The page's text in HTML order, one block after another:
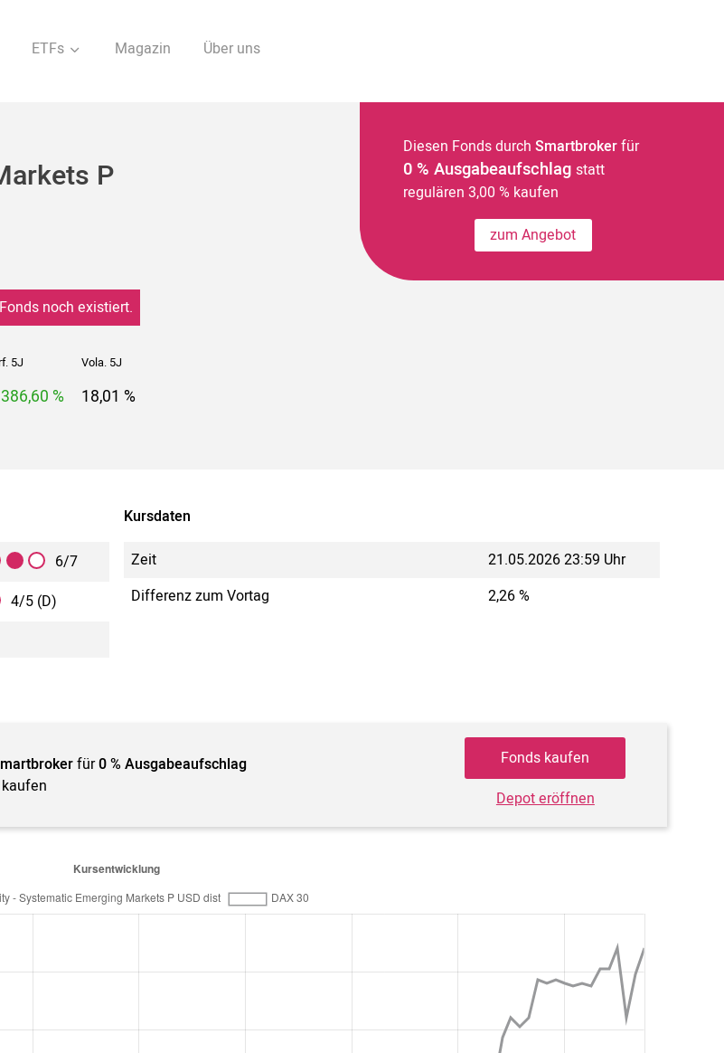
ETFs Magazin Über uns
P
noch existiert.
5J Vola. 5J
386,60 % 18,01 %
Diesen Fonds durch Smartbrokerfür
0 % Ausgabeaufschlag statt
regulären 3,00 % kaufen
zum Angebot
6/7
4/5 (D)
Kursdaten
Zeit
21.05.2026 23:59 Uhr
Differenz zum Vortag
2,26 %
für0 % Ausgabeaufschlag
Fonds kaufen
Depot eröffnen